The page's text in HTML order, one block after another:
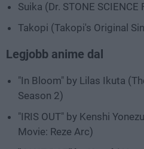
Suika (Dr. STONE SCIENCE
Takopi (Takopi's Original
Legjobb anime dal
"In Bloom" by Lilas Ikuta
Season 2)
"IRIS OUT" by Kenshi
Movie: Reze Arc)